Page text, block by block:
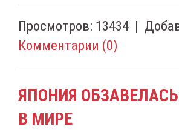
Просмотров: 13434 |
Комментарии (0)
ЯПОНИЯ
В МИРЕ